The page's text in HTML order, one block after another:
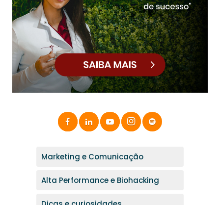
Marketing e Comunicação
Alta Performance e Biohacking